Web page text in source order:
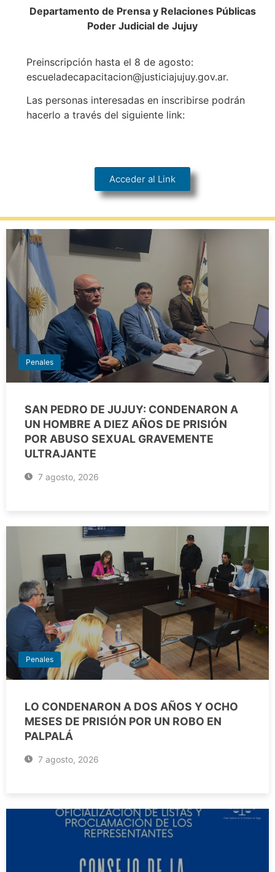
Departamento de Prensa y Relaciones Públicas
Poder Judicial de Jujuy
Preinscripción hasta el 8 de agosto:
escueladecapacitacion@justiciajujuy.gov.ar.
Las personas interesadas en inscribirse podrán
hacerlo a través del siguiente link:
Acceder al Link
Penales
SAN PEDRO DE JUJUY: CONDENARON A
UN HOMBRE A DIEZ AÑOS DE PRISIÓN
POR ABUSO SEXUAL GRAVEMENTE
ULTRAJANTE
7 agosto, 2026
Penales
LO CONDENARON A DOS AÑOS Y OCHO
MESES DE PRISIÓN POR UN ROBO EN
PALPALÁ
7 agosto, 2026